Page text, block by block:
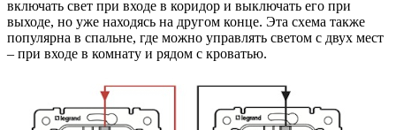
включать свет при входе в коридор и выключать его при
выходе, но уже находясь на другом конце. Эта схема также
популярна в спальне, где можно управлять светом с двух мест
– при входе в комнату и рядом с кроватью.